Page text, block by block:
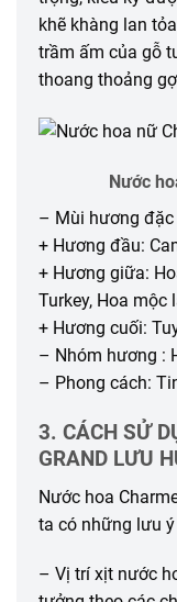
khẽ khàng lan
trầm ấm của gỗ
thoang thoảng
Nước
– Mùi hương đặc
+ Hương đầu:
+ Hương giữa:
Turkey, Hoa mộc
+ Hương cuối:
– Nhóm hương :
– Phong cách:
3. CÁCH SỬ
GRAND LƯU
Nước hoa
ta có những lưu ý
– Vị trí xịt nước